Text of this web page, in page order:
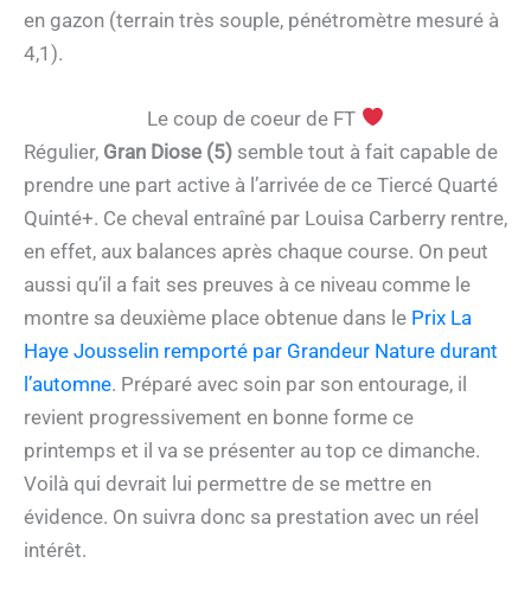
en gazon (terrain très souple, pénétromètre mesuré à
4,1).
Le coup de coeur de FT
Régulier, Gran Diose (5) semble tout à fait capable de
prendre une part active à l’arrivée de ce Tiercé Quarté
Quinté+. Ce cheval entraîné par Louisa Carberry rentre,
en effet, aux balances après chaque course. On peut
aussi qu’il a fait ses preuves à ce niveau comme le
montre sa deuxième place obtenue dans le Prix La
Haye Jousselin remporté par Grandeur Nature durant
l’automne. Préparé avec soin par son entourage, il
revient progressivement en bonne forme ce
printemps et il va se présenter au top ce dimanche.
Voilà qui devrait lui permettre de se mettre en
évidence. On suivra donc sa prestation avec un réel
intérêt.